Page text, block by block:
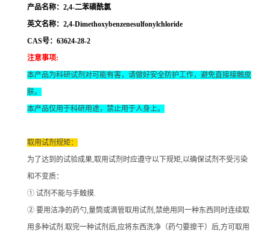
产品名称：2,4-二苯磺酰氯
英文名称：2,4-Dimethoxybenzenesulfonylchloride
CAS号：63624-28-2
注意事项:
本产品为科研试剂对可能有害，请做好安全防护工作，避免直接接触皮
肤。
本产品仅用于科研用途，禁止用于人身上。
取用试剂规矩：
为了达到的试验成果,取用试剂时应遵守以下规矩,以确保试剂不受污染
和不变质：
① 试剂不能与手触摸.
② 要用洁净的药勺,量筒或滴管取用试剂,禁绝用同一种东西同时连续取
用多种试剂.取完一种试剂后,应将东西洗净（药勺要擦干）后,方可取用